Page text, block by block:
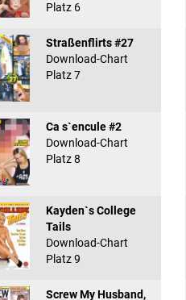
Platz 6
Straßenflirts #27
Download-Chart
Platz 7
Ca s`encule #2
Download-Chart
Platz 8
Kayden`s College
Tails
Download-Chart
Platz 9
Screw My Husband,